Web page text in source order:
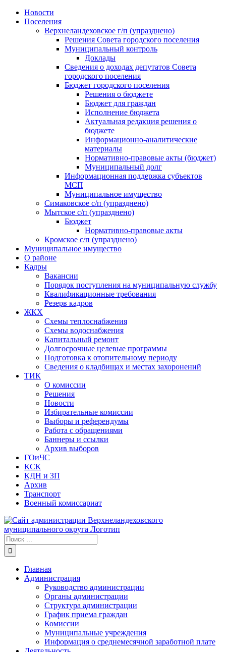
Skip
Новости
Поселения
Верхнеландеховское г/п (упразднено)
Решения Совета городского поселения
Муниципальный контроль
Доклады
Сведения о доходах депутатов Совета
городского поселения
Бюджет городского поселения
Решения о бюджете
Бюджет для граждан
Исполнение бюджета
Актуальная редакция решения о
бюджете
Информационно-аналитические
материалы
Нормативно-правовые акты (бюджет)
Муниципальный долг
Информационная поддержка субъектов
МСП
Муниципальное имущество
Симаковское с/п (упразднено)
Мытское с/п (упразднено)
Бюджет
Нормативно-правовые акты
Кромское с/п (упразднено)
Муниципальное имущество
О районе
Кадры
Вакансии
Порядок поступления на муниципальную службу
Квалификационные требования
Резерв кадров
ЖКХ
Схемы теплоснабжения
Схемы водоснабжения
Капитальный ремонт
Долгосрочные целевые программы
Подготовка к отопительному периоду
Сведения о кладбищах и местах захоронений
ТИК
О комиссии
Решения
Новости
Избирательные комиссии
Выборы и референдумы
Работа с обращениями
Баннеры и ссылки
Архив выборов
ГОиЧС
КСК
КДН и ЗП
Архив
Транспорт
Военный комиссариат
Результат
поиска:
Главная
Администрация
Руководство администрации
Органы администрации
Структура администрации
График приема граждан
Комиссии
Муниципальные учреждения
Информация о среднемесячной заработной плате